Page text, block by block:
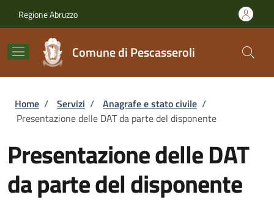
Regione Abruzzo
Comune di Pescasseroli
Briciole di pane
Home / Servizi / Anagrafe e stato civile /
Presentazione delle DAT da parte del disponente
Presentazione delle DAT
da parte del disponente